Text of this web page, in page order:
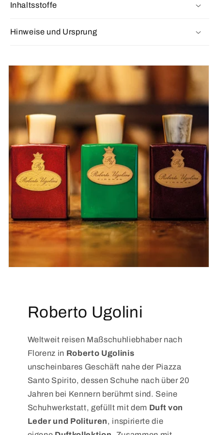
Inhaltsstoffe
Hinweise und Ursprung
Roberto Ugolini
Weltweit reisen Maßschuhliebhaber nach
Florenz in Roberto Ugolinis
unscheinbares Geschäft nahe der Piazza
Santo Spirito, dessen Schuhe nach über 20
Jahren bei Kennern berühmt sind. Seine
Schuhwerkstatt, gefüllt mit dem Duft von
Leder und Polituren, inspirierte die